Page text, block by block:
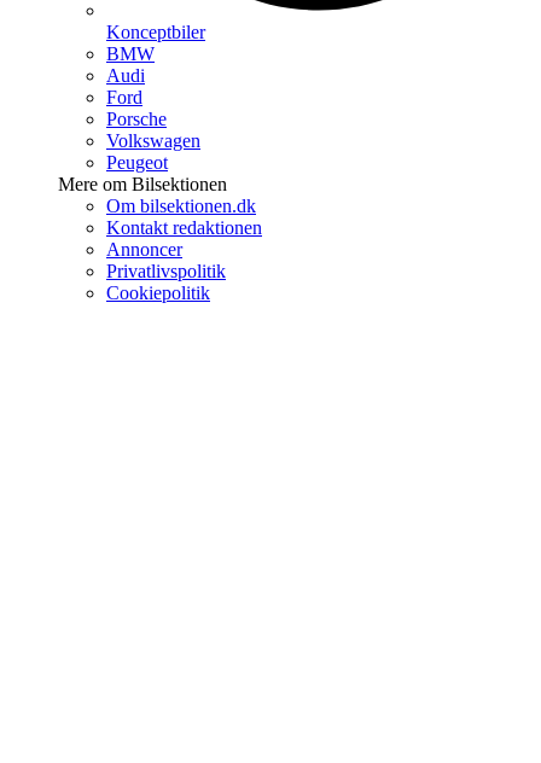
Konceptbiler
BMW
Audi
Ford
Porsche
Volkswagen
Peugeot
Mere om Bilsektionen
Om bilsektionen.dk
Kontakt redaktionen
Annoncer
Privatlivspolitik
Cookiepolitik